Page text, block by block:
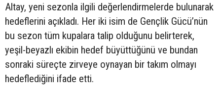
Altay, yeni sezonla ilgili değerlendirmelerde bulunarak
hedeflerini açıkladı. Her iki isim de Gençlik Gücü’nün
bu sezon tüm kupalara talip olduğunu belirterek,
yeşil-beyazlı ekibin hedef büyüttüğünü ve bundan
sonraki süreçte zirveye oynayan bir takım olmayı
hedeflediğini ifade etti.